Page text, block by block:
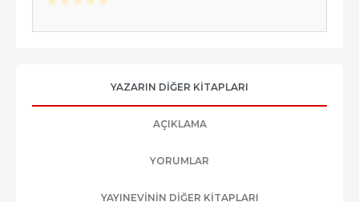
YAZARIN DIĞER KITAPLARI
AÇIKLAMA
YORUMLAR
YAYINEVININ DIĞER KITAPLARI